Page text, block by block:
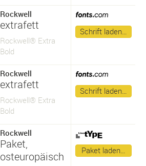
Rockwell
extrafett
Rockwell® Extra
Bold
Schrift laden…
Rockwell
extrafett
Rockwell® Extra
Bold
Schrift laden…
Rockwell
Paket,
osteuropäisch
Paket laden…